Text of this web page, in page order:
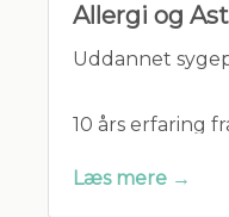
Medlem af
Allergologi.
and Nutrition.
Allergi og
Uddannet
10 års erfaring
Læs mere →